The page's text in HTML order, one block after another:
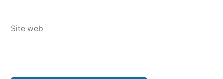
Site web